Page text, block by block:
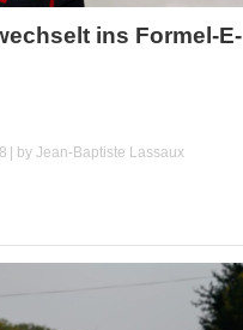
ins Formel-E-
| byJean-Baptiste Lassaux